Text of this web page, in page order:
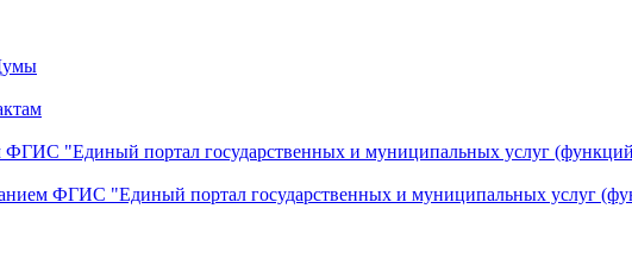
ФГИС "Единый портал государственных и муниципальных услуг
ФГИС "Единый портал государственных и муниципальных услуг